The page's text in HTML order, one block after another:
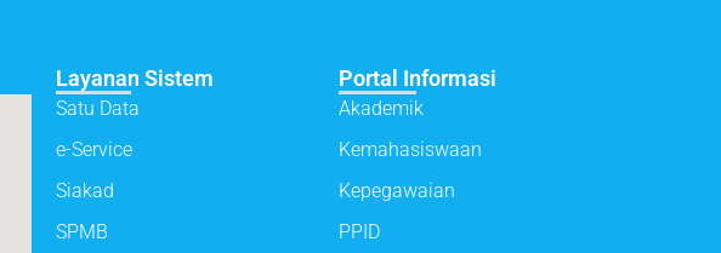
Layanan Sistem
Satu Data
e-Service
Siakad
SPMB
Portal Informasi
Akademik
Kemahasiswaan
Kepegawaian
PPID